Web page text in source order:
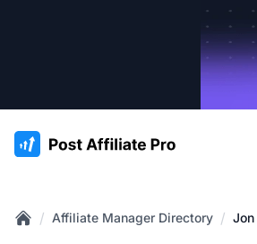
:site.title
/ Affiliate Manager Directory / Jon